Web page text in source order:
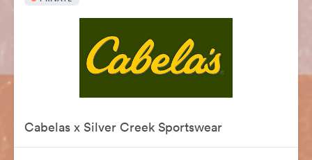
Cabelas x Silver Creek Sportswear